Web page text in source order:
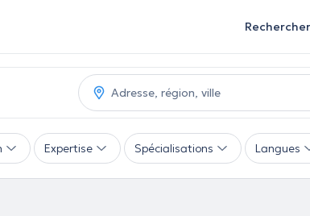
Rechercher
Expertise Spécialisations Langues